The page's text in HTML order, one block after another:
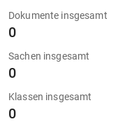
Dokumente insgesamt
0
Sachen insgesamt
0
Klassen insgesamt
0